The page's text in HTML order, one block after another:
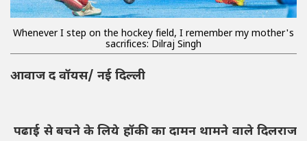
Whenever I step on the hockey field, I remember my mother's
sacrifices: Dilraj Singh
आवाज द वॉयस/ नई दिल्ली
पढाई से बचने के लिये हॉकी का दामन थामने वाले दिलराज